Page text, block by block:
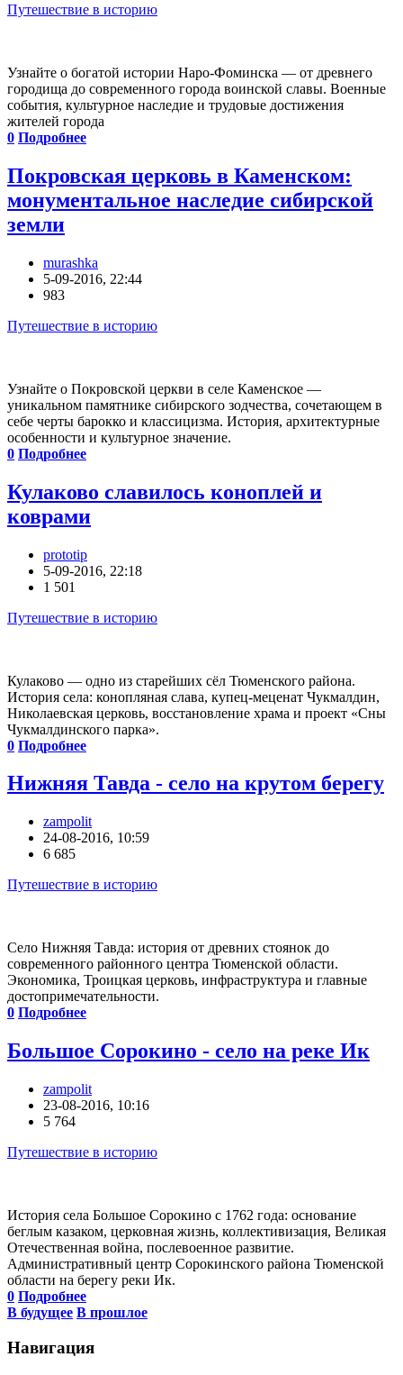
Путешествие в историю
Узнайте о богатой истории Наро-Фоминска — от древнего
городища до современного города воинской славы. Военные
события, культурное наследие и трудовые достижения
жителей города
0 Подробнее
Покровская церковь в Каменском:
монументальное наследие сибирской
земли
murashka
5-09-2016, 22:44
983
Путешествие в историю
Узнайте о Покровской церкви в селе Каменское —
уникальном памятнике сибирского зодчества, сочетающем в
себе черты барокко и классицизма. История, архитектурные
особенности и культурное значение.
0 Подробнее
Кулаково славилось коноплей и
коврами
prototip
5-09-2016, 22:18
1 501
Путешествие в историю
Кулаково — одно из старейших сёл Тюменского района.
История села: конопляная слава, купец-меценат Чукмалдин,
Николаевская церковь, восстановление храма и проект «Сны
Чукмалдинского парка».
0 Подробнее
Нижняя Тавда - село на крутом берегу
zampolit
24-08-2016, 10:59
6 685
Путешествие в историю
Село Нижняя Тавда: история от древних стоянок до
современного районного центра Тюменской области.
Экономика, Троицкая церковь, инфраструктура и главные
достопримечательности.
0 Подробнее
Большое Сорокино - село на реке Ик
zampolit
23-08-2016, 10:16
5 764
Путешествие в историю
История села Большое Сорокино с 1762 года: основание
беглым казаком, церковная жизнь, коллективизация, Великая
Отечественная война, послевоенное развитие.
Административный центр Сорокинского района Тюменской
области на берегу реки Ик.
0 Подробнее
В будущее В прошлое
Навигация